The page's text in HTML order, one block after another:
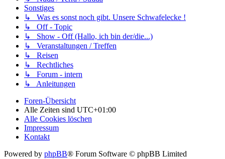
Sonstiges
↳ Was es sonst noch gibt. Unsere Schwafelecke !
↳ Off - Topic
↳ Show - Off (Hallo, ich bin der/die...)
↳ Veranstaltungen / Treffen
↳ Reisen
↳ Rechtliches
↳ Forum - intern
↳ Anleitungen
Foren-Übersicht
Alle Zeiten sind UTC+01:00
Alle Cookies löschen
Impressum
Kontakt
Powered by phpBB® Forum Software © phpBB Limited